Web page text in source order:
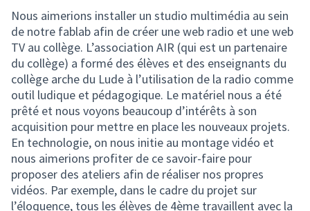
Nous aimerions installer un studio multimédia au sein
de notre fablab afin de créer une web radio et une web
TV au collège. L’association AIR (qui est un partenaire
du collège) a formé des élèves et des enseignants du
collège arche du Lude à l’utilisation de la radio comme
outil ludique et pédagogique. Le matériel nous a été
prêté et nous voyons beaucoup d’intérêts à son
acquisition pour mettre en place les nouveaux projets.
En technologie, on nous initie au montage vidéo et
nous aimerions profiter de ce savoir-faire pour
proposer des ateliers afin de réaliser nos propres
vidéos. Par exemple, dans le cadre du projet sur
l’éloquence, tous les élèves de 4ème travaillent avec la